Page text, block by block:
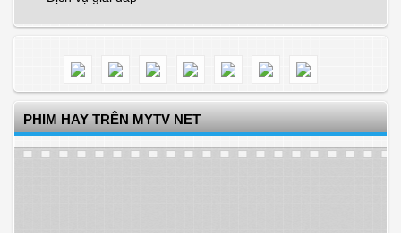
PHIM HAY TRÊN MYTV NET